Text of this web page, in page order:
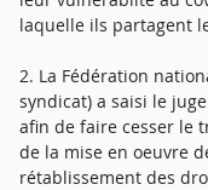
laquelle ils partagent
2. La Fédération
syndicat) a saisi le
afin de faire cesser le
de la mise en oeuvre
rétablissement des